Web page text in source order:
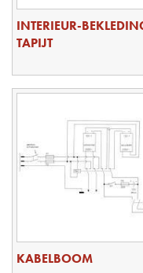
INTERIEUR-
TAPIJT
KABELBOOM